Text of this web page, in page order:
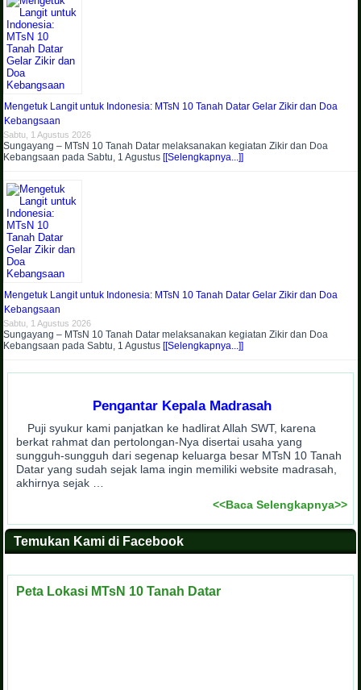
Mengetuk Langit untuk Indonesia: MTsN 10 Tanah Datar Gelar Zikir dan Doa
Kebangsaan
Sabtu, 1 Agustus 2026
Sungayang – MTsN 10 Tanah Datar melaksanakan kegiatan Zikir dan Doa
Kebangsaan pada Sabtu, 1 Agustus [[Selengkapnya...]]
Mengetuk Langit untuk Indonesia: MTsN 10 Tanah Datar Gelar Zikir dan Doa
Kebangsaan
Sabtu, 1 Agustus 2026
Sungayang – MTsN 10 Tanah Datar melaksanakan kegiatan Zikir dan Doa
Kebangsaan pada Sabtu, 1 Agustus [[Selengkapnya...]]
Pengantar Kepala Madrasah
Puji syukur kami panjatkan ke hadlirat Allah SWT, karena
berkat rahmat dan pertolongan-Nya disertai usaha yang
sungguh-sungguh dari segenap keluarga besar MTsN 10 Tanah
Datar yang sudah sejak lama ingin memiliki website madrasah,
akhirnya sejak …
<<Baca Selengkapnya>>
Temukan Kami di Facebook
Peta Lokasi MTsN 10 Tanah Datar